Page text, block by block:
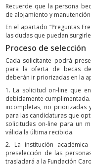
Recuerde que la persona
de alojamiento y
En el apartado “Preguntas
las dudas que puedan
Proceso de selección
Cada solicitante podrá
para la oferta de becas
deberán ir priorizadas en la
1. La solicitud on-line que
debidamente
incompletas, no
para las candidaturas que
solicitudes on-line para un
válida la última recibida.
2. La institución
preselección de las
trasladará a la Fundación